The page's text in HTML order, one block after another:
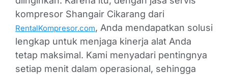
kompresor Shangair Cikarang dari
RentalKompresor.com, Anda mendapatkan solusi
lengkap untuk menjaga kinerja alat Anda
tetap maksimal. Kami menyadari pentingnya
setiap menit dalam operasional, sehingga